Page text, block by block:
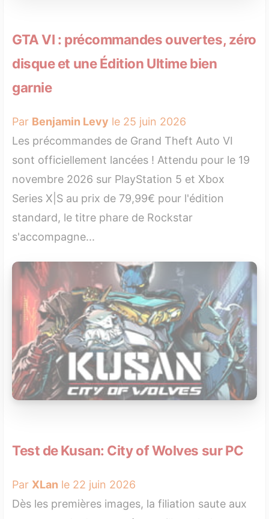
GTA VI : précommandes ouvertes, zéro
disque et une Édition Ultime bien
garnie
Par Benjamin Levy le 25 juin 2026
Les précommandes de Grand Theft Auto VI
sont officiellement lancées ! Attendu pour le 19
novembre 2026 sur PlayStation 5 et Xbox
Series X|S au prix de 79,99€ pour l'édition
standard, le titre phare de Rockstar
s'accompagne...
Test de Kusan: City of Wolves sur PC
Par XLan le 22 juin 2026
Dès les premières images, la filiation saute aux